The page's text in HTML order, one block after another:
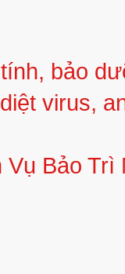
Vụ Bảo Trì